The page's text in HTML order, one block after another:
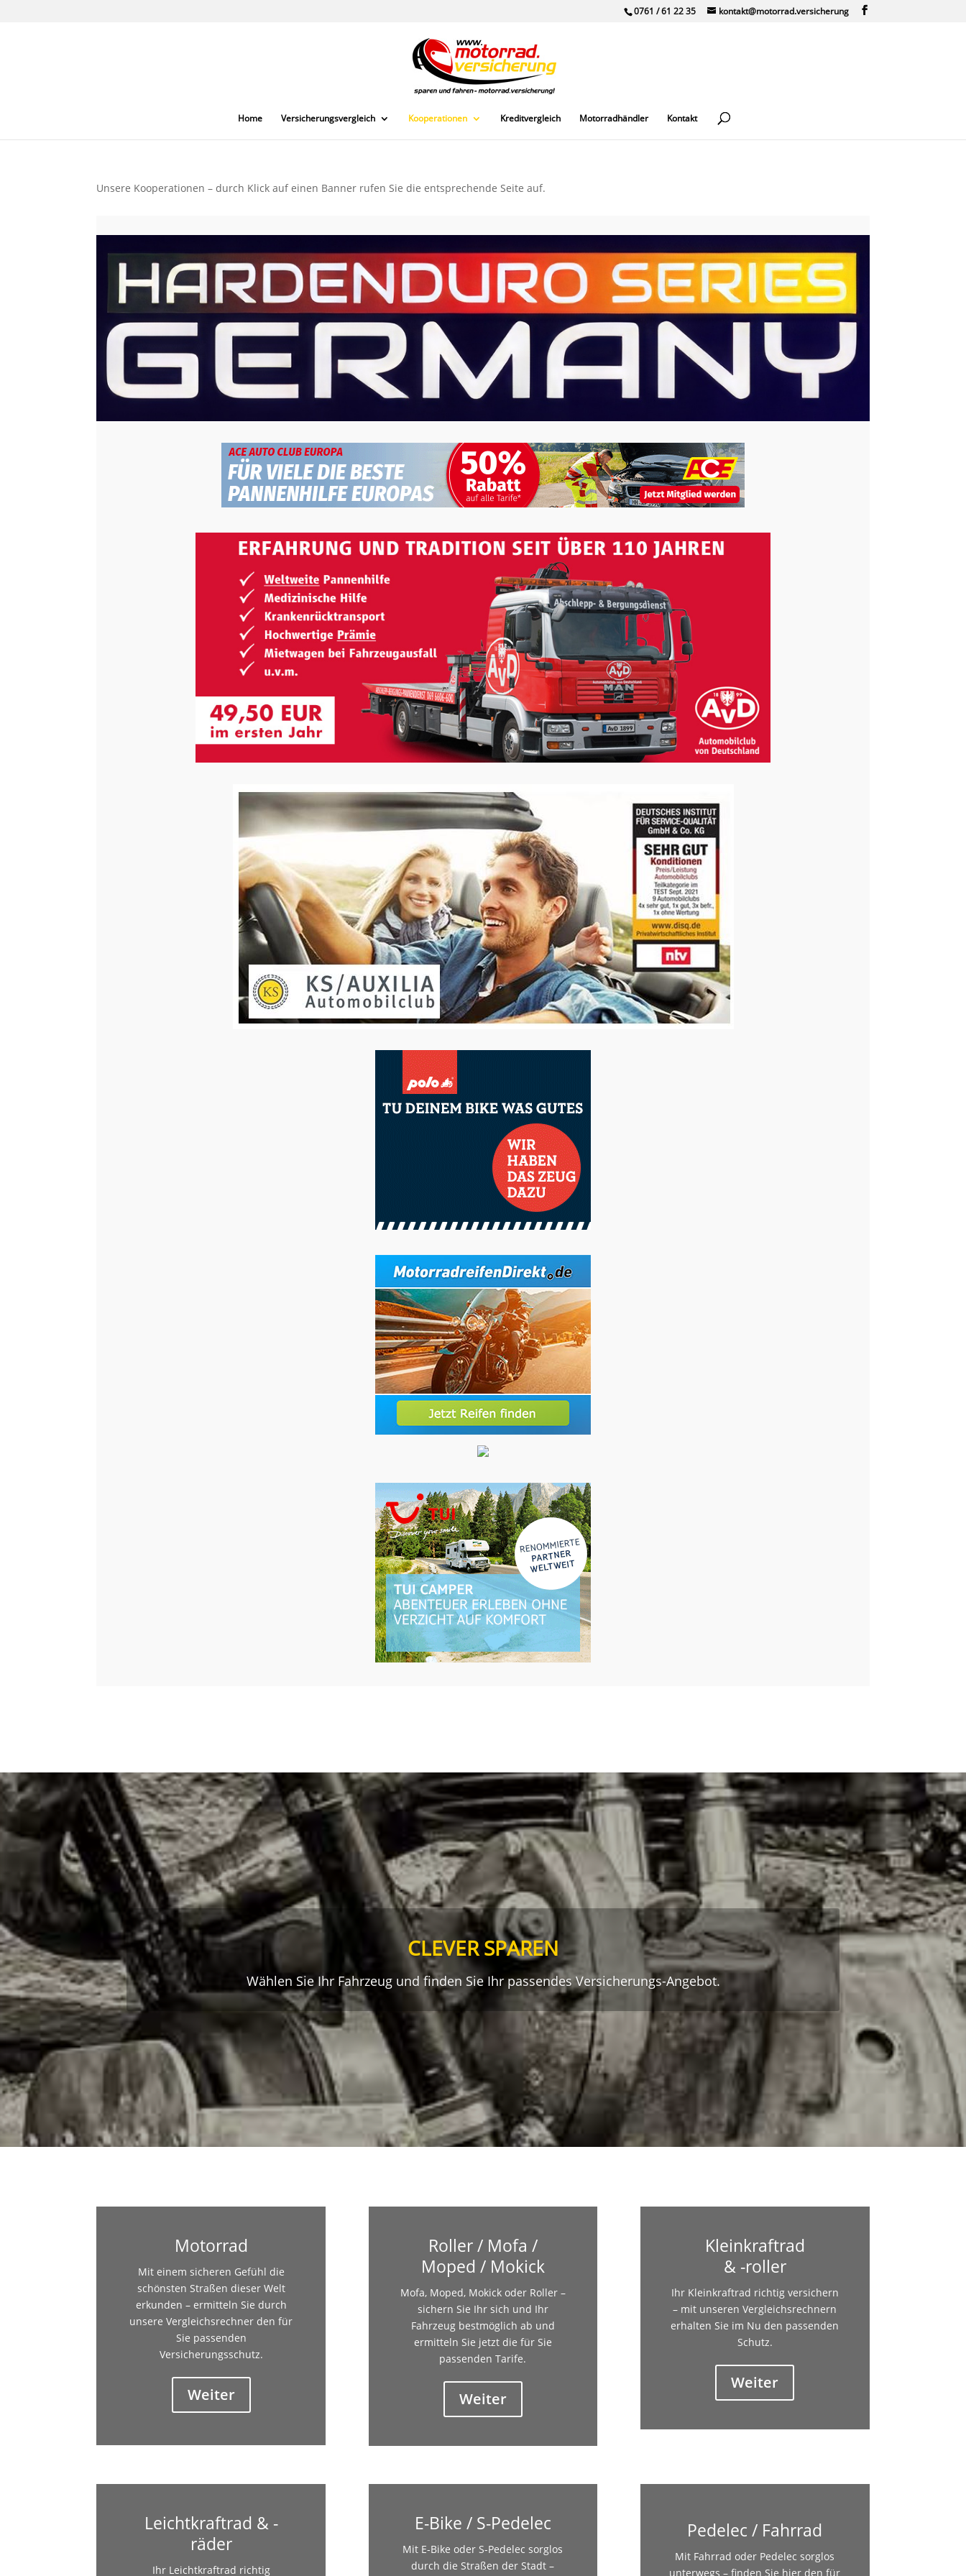
0761 / 61 22 35 kontakt@motorrad.versicherung
Home Versicherungsvergleich Kooperationen Kreditvergleich Motorradhändler Kontakt
Unsere Kooperationen – durch Klick auf einen Banner rufen Sie die entsprechende Seite auf.
CLEVER SPAREN
Wählen Sie Ihr Fahrzeug und finden Sie Ihr passendes Versicherungs-Angebot.
Motorrad
Mit einem sicheren Gefühl die
schönsten Straßen dieser Welt
erkunden – ermitteln Sie durch
unsere Vergleichsrechner den für
Sie passenden
Versicherungsschutz.
Weiter
Roller / Mofa /
Moped / Mokick
Mofa, Moped, Mokick oder Roller –
sichern Sie Ihr sich und Ihr
Fahrzeug bestmöglich ab und
ermitteln Sie jetzt die für Sie
passenden Tarife.
Weiter
Kleinkraftrad
& -roller
Ihr Kleinkraftrad richtig versichern
– mit unseren Vergleichsrechnern
erhalten Sie im Nu den passenden
Schutz.
Weiter
Leichtkraftrad & -
räder
Ihr Leichtkraftrad richtig
E-Bike / S-Pedelec
Mit E-Bike oder S-Pedelec sorglos
durch die Straßen der Stadt –
Pedelec / Fahrrad
Mit Fahrrad oder Pedelec sorglos
unterwegs – finden Sie hier den für